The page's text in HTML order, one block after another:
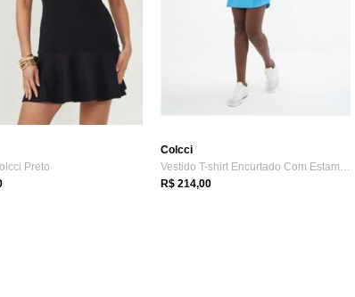
Preto
Colcci
Vestido T-shirt Encurtado Com Estampa Fr...
R$ 214,00